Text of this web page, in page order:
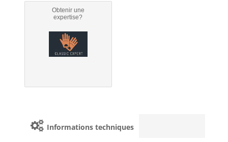
Obtenir une
expertise?
Informations techniques